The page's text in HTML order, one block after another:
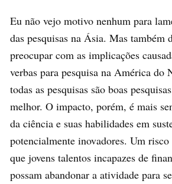
Eu não vejo motivo nenhum para
das pesquisas na Ásia. Mas também
preocupar com as implicações
verbas para pesquisa na América do
todas as pesquisas são boas
melhor. O impacto, porém, é mais
da ciência e suas habilidades em
potencialmente inovadores. Um
que jovens talentos incapazes de
possam abandonar a atividade para